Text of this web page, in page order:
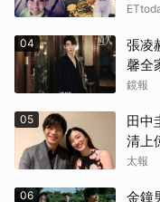
04
張凌
馨全
喊：
鏡報
05
田中
清上
太報
06
金鐘